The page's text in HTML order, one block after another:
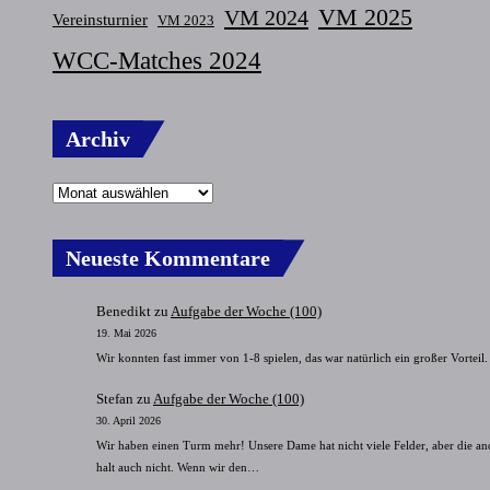
Vereinsturnier VM 2023 VM 2024 VM 2025
WCC-Matches 2024
Archiv
Neueste Kommentare
Benedikt zu Aufgabe der Woche (100)
19. Mai 2026
Wir konnten fast immer von 1-8 spielen, das war natürlich ein großer Vorteil.
Stefan zu Aufgabe der Woche (100)
30. April 2026
Wir haben einen Turm mehr! Unsere Dame hat nicht viele Felder, aber die
halt auch nicht. Wenn wir den…